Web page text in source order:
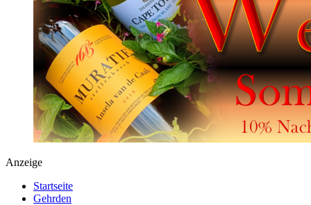
Anzeige
Startseite
Gehrden